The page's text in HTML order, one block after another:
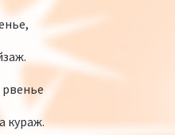
кураж.